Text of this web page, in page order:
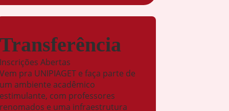
Transferência
Inscrições Abertas
Vem pra UNIPIAGET e faça parte de
um ambiente acadêmico
estimulante, com professores
renomados e uma infraestrutura